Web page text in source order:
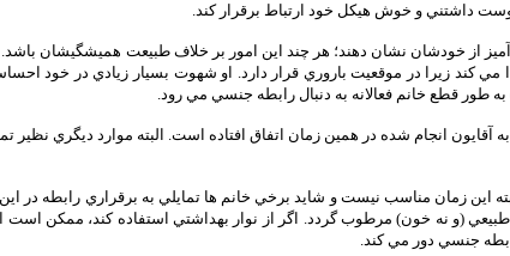
داشتني و خوش هيکل خود ارتباط برقرار کند.
از خودشان نشان دهند؛ هر چند اين امور بر خلاف طبيعت هميشگيشان
مي کند زيرا در موقعيت باروري قرار دارد. او شهوت بسيار زيادي در
قطع خانم فعالانه به دنبال رابطه جنسي مي رود.
انجام شده در همين زمان اتفاق افتاده است. البته موارد ديگري
اين زمان مناسب نيست و شايد برخي خانم ها تمايلي به برقراري رابطه در اين
(و نه خون) مرطوب گردد. اگر از نوار بهداشتي استفاده کند، ممکن است
جنسي دور مي کند.